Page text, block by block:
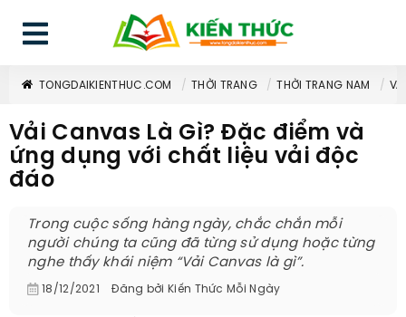
TONGDAIKIENTHUC.COM THỜI TRANG THỜI TRANG NAM
Vải Canvas Là Gì? Đặc điểm và
ứng dụng với chất liệu vải độc
đáo
Trong cuộc sống hàng ngày, chắc chắn mỗi
người chúng ta cũng đã từng sử dụng hoặc từng
nghe thấy khái niệm “Vải Canvas là gì”.
18/12/2021 Đăng bởi Kiến Thức Mỗi Ngày